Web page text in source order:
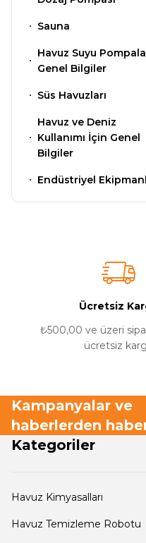
Havuz Kimyasalları
e
Temizleyici
Sistemleri
Panoları
Malzemeleri
Ayak
Sauna
Havuz Suyu
Genel Bilgiler
Süs Havuzları
Havuz ve Deniz
Kullanımı İçin Genel
Bilgiler
Endüstriyel
Ücretsiz
₺500,00 ve üzeri
ücretsiz
Kampanyalar ve
haberlerden
Kategoriler
Havuz Kimyasalları
Havuz Temizleme Robotu